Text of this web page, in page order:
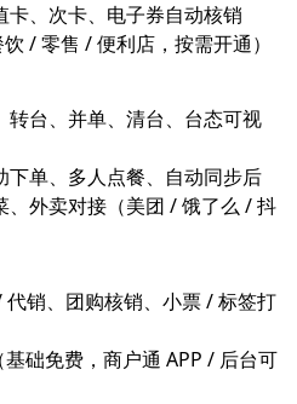
、次卡、电子券自动核销
/ 零售 / 便利店，按需开通）
转台、并单、清台、台态可视
下单、多人点餐、自动同步后
、外卖对接（美团 / 饿了么 / 抖
销、团购核销、小票 / 标签打
础免费，商户通 APP / 后台可